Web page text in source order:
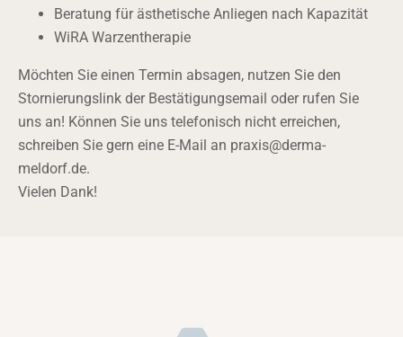
Beratung für ästhetische Anliegen nach Kapazität
WiRA Warzentherapie
Möchten Sie einen Termin absagen, nutzen Sie den
Stornierungslink der Bestätigungsemail oder rufen Sie
uns an! Können Sie uns telefonisch nicht erreichen,
schreiben Sie gern eine E-Mail an praxis@derma-
meldorf.de.
Vielen Dank!